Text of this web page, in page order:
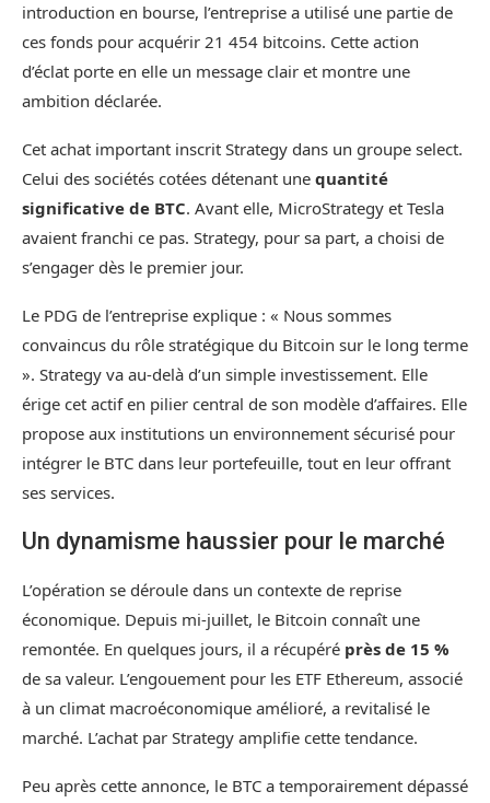
introduction en bourse, l’entreprise a utilisé une partie de
ces fonds pour acquérir 21 454 bitcoins. Cette action
d’éclat porte en elle un message clair et montre une
ambition déclarée.
Cet achat important inscrit Strategy dans un groupe select.
Celui des sociétés cotées détenant une quantité
significative de BTC. Avant elle, MicroStrategy et Tesla
avaient franchi ce pas. Strategy, pour sa part, a choisi de
s’engager dès le premier jour.
Le PDG de l’entreprise explique : « Nous sommes
convaincus du rôle stratégique du Bitcoin sur le long terme
». Strategy va au-delà d’un simple investissement. Elle
érige cet actif en pilier central de son modèle d’affaires. Elle
propose aux institutions un environnement sécurisé pour
intégrer le BTC dans leur portefeuille, tout en leur offrant
ses services.
Un dynamisme haussier pour le marché
L’opération se déroule dans un contexte de reprise
économique. Depuis mi-juillet, le Bitcoin connaît une
remontée. En quelques jours, il a récupéré près de 15 %
de sa valeur. L’engouement pour les ETF Ethereum, associé
à un climat macroéconomique amélioré, a revitalisé le
marché. L’achat par Strategy amplifie cette tendance.
Peu après cette annonce, le BTC a temporairement dépassé